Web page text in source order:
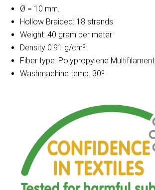
Ø = 10 mm.
Hollow Braided: 18 strands
Weight: 40 gram per meter
Density 0.91 g/cm³
Fiber type: Polypropylene Multifilament
Washmachine temp. 30º